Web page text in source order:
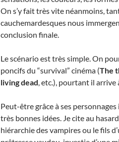
On s’y fait très vite néanmoins,
cauchemardesques nous
conclusion finale.
Le scénario est très simple. On
poncifs du “survival” cinéma (The
living dead, etc.), pourtant il arrive
Peut-être grâce à ses
très bonnes idées. Je cite au
hiérarchie des vampires ou le fils